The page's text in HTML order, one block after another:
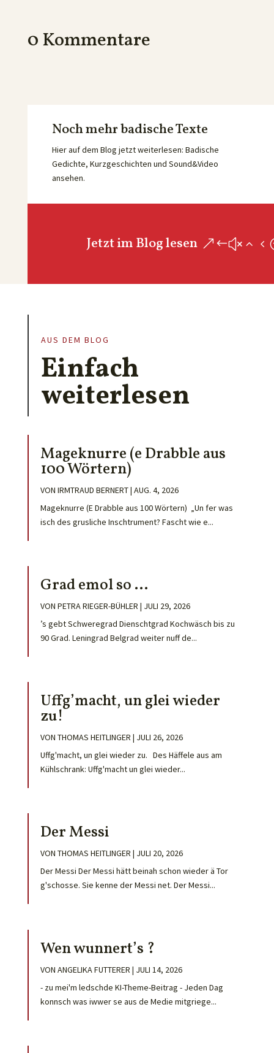
0 Kommentare
Noch mehr badische Texte
Hier auf dem Blog jetzt weiterlesen: Badische
Gedichte, Kurzgeschichten und Sound&Video
ansehen.
Jetzt im Blog lesen
AUS DEM BLOG
Einfach
weiterlesen
Mageknurre (e Drabble aus
100 Wörtern)
VON IRMTRAUD BERNERT| AUG. 4, 2026
Mageknurre (E Drabble aus 100 Wörtern) „Un fer was
isch des grusliche Inschtrument? Fascht wie e...
Grad emol so …
VON PETRA RIEGER-BÜHLER | JULI 29, 2026
’s gebt Schweregrad Dienschtgrad Kochwäsch bis zu
90 Grad. Leningrad Belgrad weiter nuff de...
Uffg’macht, un glei wieder
zu!
VON THOMAS HEITLINGER | JULI 26, 2026
Uffg'macht, un glei wieder zu. Des Häffele aus am
Kühlschrank: Uffg'macht un glei wieder...
Der Messi
VON THOMAS HEITLINGER | JULI 20, 2026
Der Messi Der Messi hätt beinah schon wieder ä Tor
g'schosse. Sie kenne der Messi net. Der Messi...
Wen wunnert’s ?
VON ANGELIKA FUTTERER | JULI 14, 2026
- zu mei'm ledschde KI-Theme-Beitrag - Jeden Dag
konnsch was iwwer se aus de Medie mitgriege...